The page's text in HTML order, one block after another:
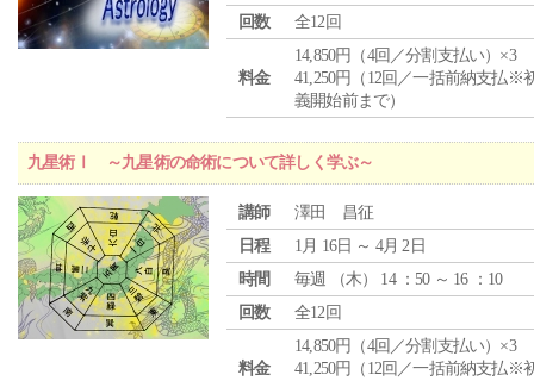
回数
全12回
料金
14,850円（4回／分割支払い）×3
41,250円（12回／一括前納支払※
義開始前まで）
九星術Ⅰ ～九星術の命術について詳しく学ぶ～
講師
澤田 昌征
日程
1月 16日 ～ 4月 2日
時間
毎週 （木） 14 ：50 ～ 16 ：10
回数
全12回
料金
14,850円（4回／分割支払い）×3
41,250円（12回／一括前納支払※